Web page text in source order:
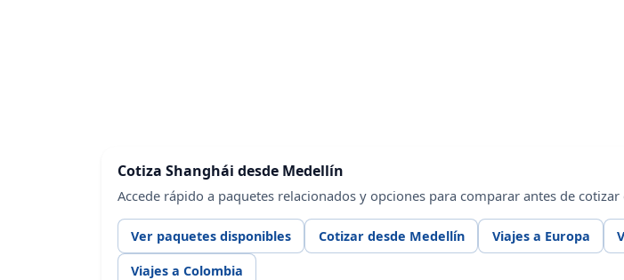
Cotiza Shanghái desde Medellín
Accede rápido a paquetes relacionados y opciones para comparar antes de
Ver paquetes disponibles Cotizar desde Medellín Viajes a Europa
Viajes a Colombia